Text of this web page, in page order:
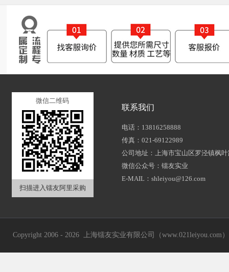
微信二维码
扫描进入镭友阿里采购
联系我们
电话：13816258888
传真：021-69122989
公司地址：上海市宝山区罗泾镇枫
微信公众号：镭友实业
E-MAIL：shleiyou@126.com
Copyright 2006 - 2026 上海镭友实业有限公司（